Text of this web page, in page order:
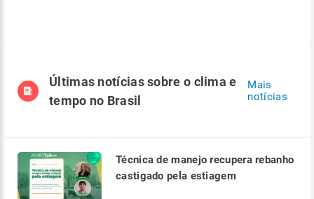
Últimas notícias sobre o clima e
tempo no Brasil
Mais
notícias
Técnica de manejo recupera rebanho
castigado pela estiagem